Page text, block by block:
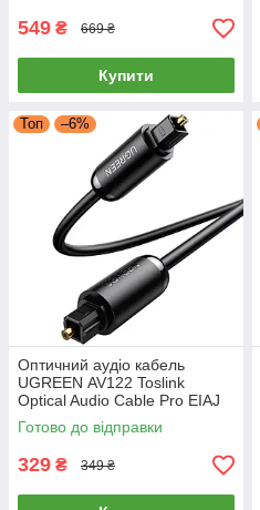
549 ₴ 669 ₴
Купити
Топ –6%
Оптичний аудіо кабель
UGREEN AV122 Toslink
Optical Audio Cable Pro EIAJ
S/PDIF 3m (чорний)
Готово до відправки
329 ₴ 349 ₴